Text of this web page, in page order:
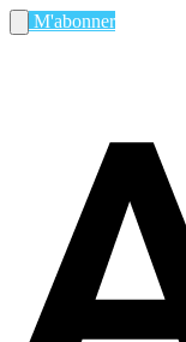
M'abonner